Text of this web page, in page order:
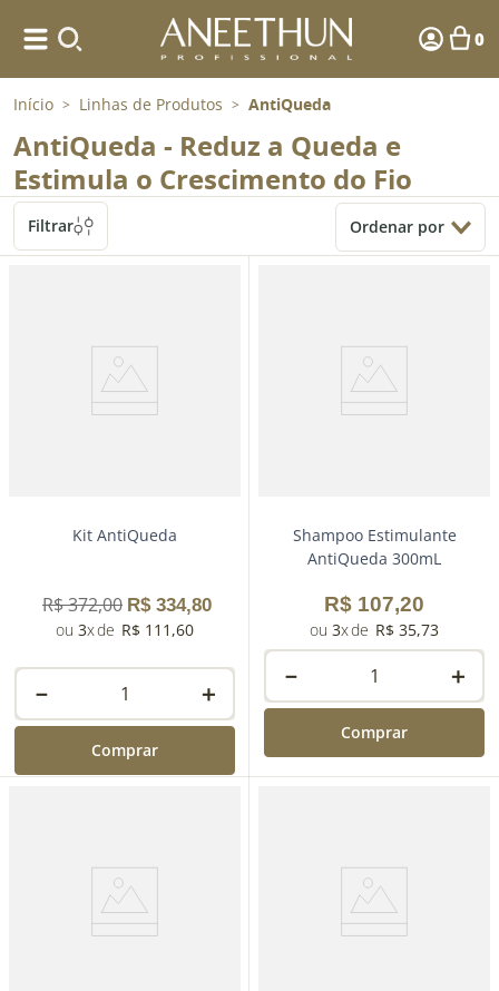
0
Início > Linhas de Produtos > AntiQueda
AntiQueda - Reduz a Queda e
Estimula o Crescimento do Fio
Filtrar Ordenar por
Kit AntiQueda
R$372,00 R$ 334,80
3
R$ 111 ,60
＋
－
Comprar
Shampoo Estimulante
AntiQueda 300mL
R$ 107,20
3 R$ 35,73
＋
－
Comprar